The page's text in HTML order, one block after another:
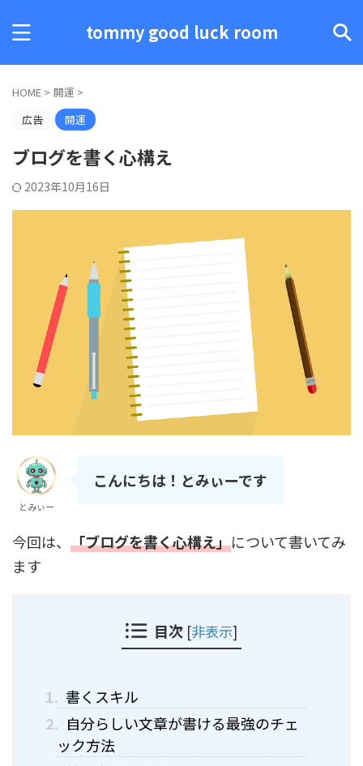
tommy good luck room
HOME > 開運 >
広告
開運
ブログを書く心構え
2023年10月16日
とみぃー
こんにちは！とみぃーです
今回は、 「ブログを書く心構え」について書いてみ
ます
目次 [非表示]
1. 書くスキル
2. 自分らしい文章が書ける最強のチェ
ック方法